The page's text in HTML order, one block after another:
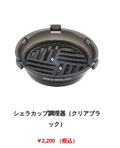
シェラカップ調理器（クリアブラ
ック）
￥2,200 （税込）